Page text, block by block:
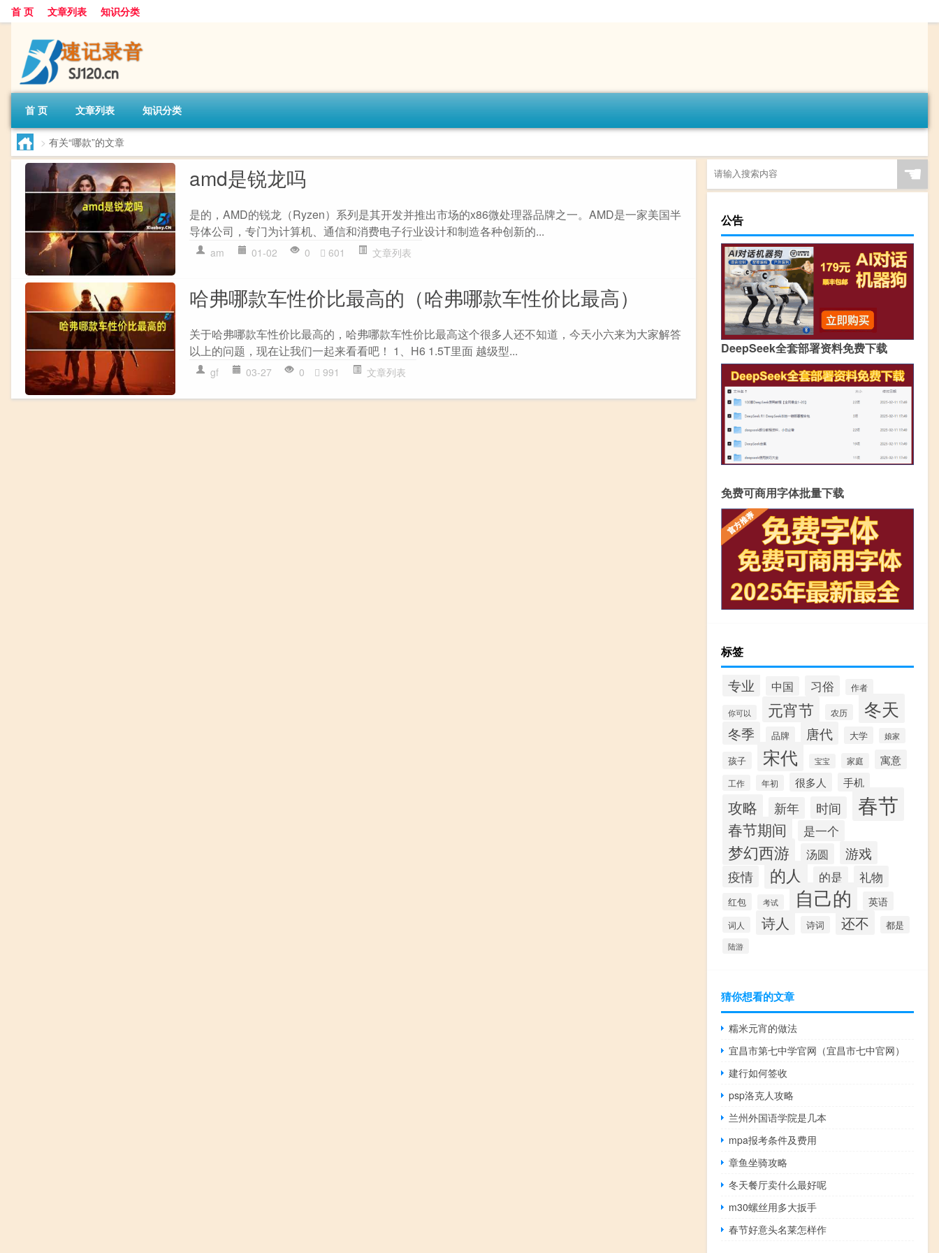
首 页 文章列表 知识分类
首 页 文章列表 知识分类
> 有关“哪款”的文章
amd是锐龙吗
是的，AMD的锐龙（Ryzen）系列是其开发并推出市场的x86微处理器品牌之一。AMD是一家美国半
导体公司，专门为计算机、通信和消费电子行业设计和制造各种创新的...
am 01-02 0 601 文章列表
哈弗哪款车性价比最高的（哈弗哪款车性价比最高）
关于哈弗哪款车性价比最高的，哈弗哪款车性价比最高这个很多人还不知道，今天小六来为大家解答
以上的问题，现在让我们一起来看看吧！ 1、H6 1.5T里面 越级型...
gf 03-27 0 991 文章列表
☚
公告
DeepSeek全套部署资料免费下载
免费可商用字体批量下载
标签
专业 中国 习俗 作者
你可以 元宵节 农历 冬天
冬季 品牌 唐代 大学 娘家
孩子 宋代 宝宝 家庭 寓意
工作 年初 很多人 手机
攻略 新年 时间 春节
春节期间 是一个
梦幻西游 汤圆 游戏
疫情 的人 的是 礼物
红包 考试 自己的 英语
词人 诗人 诗词 还不 都是
陆游
猜你想看的文章
糯米元宵的做法
宜昌市第七中学官网（宜昌市七中官网）
建行如何签收
psp洛克人攻略
兰州外国语学院是几本
mpa报考条件及费用
章鱼坐骑攻略
冬天餐厅卖什么最好呢
m30螺丝用多大扳手
春节好意头名莱怎样作